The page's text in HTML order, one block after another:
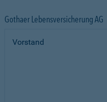
Gothaer Lebensversicherung AG
Vorstand